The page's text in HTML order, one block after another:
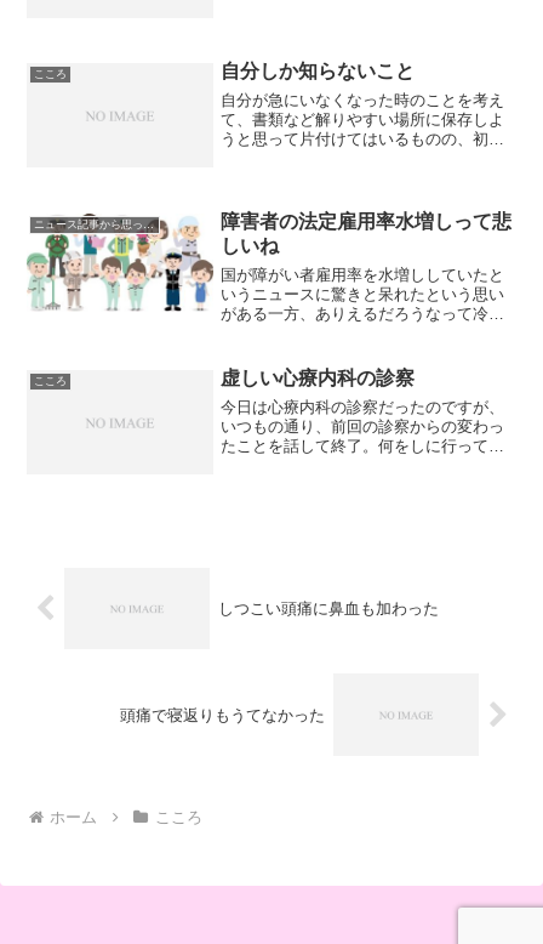
中かも知れないとのことだそ...
こころ 自分しか知らないこと
自分が急にいなくなった時のことを考え
て、書類など解りやすい場所に保存しよ
うと思って片付けてはいるものの、初め
それと同じで、ネット上の情...
ニュース記事から思ったこと
障害者の法定雇用率水増しって悲
しいね
国が障がい者雇用率を水増ししていたと
いうニュースに驚きと呆れたという思い
がある一方、ありえるだろうなって冷静
身体障害者、知的障害者、精神障害者
を、決められた割合以上の人...
こころ 虚しい心療内科の診察
今日は心療内科の診察だったのですが、
いつもの通り、前回の診察からの変わっ
たことを話して終了。何をしに行ってい
しつこい頭痛に鼻血も加わった
頭痛で寝返りもうてなかった
ホーム こころ